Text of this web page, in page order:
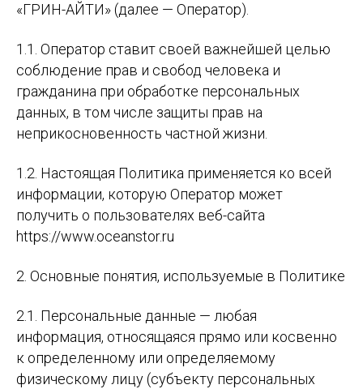
«ГРИН-АЙТИ» (далее — Оператор).
1.1. Оператор ставит своей важнейшей целью
соблюдение прав и свобод человека и
гражданина при обработке персональных
данных, в том числе защиты прав на
неприкосновенность частной жизни.
1.2. Настоящая Политика применяется ко всей
информации, которую Оператор может
получить о пользователях веб-сайта
https://www.oceanstor.ru
2. Основные понятия, используемые в Политике
2.1. Персональные данные — любая
информация, относящаяся прямо или косвенно
к определенному или определяемому
физическому лицу (субъекту персональных